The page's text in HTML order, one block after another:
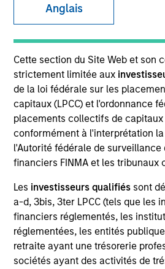
Anglais
Cette section du Site Web et son
strictement limitée aux
de la loi fédérale sur les
capitaux (LPCC) et l'ordonnance
placements collectifs de capitaux
conformément à l'interprétation
l'Autorité fédérale de surveillance
financiers FINMA et les tribunaux
Les investisseurs qualifiés sont
a-d, 3bis, 3ter LPCC (tels que les
financiers réglementés, les
réglementées, les entités
retraite ayant une trésorerie
sociétés ayant des activités de
YEARS OF INDUSTRY EXPERIENCE
TEAM
Morgan Stanley Infrastructure